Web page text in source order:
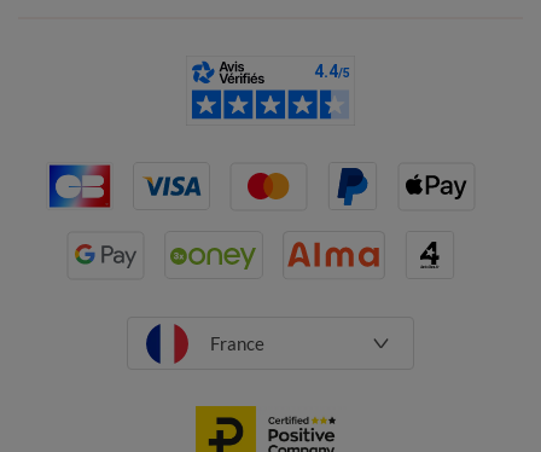
France